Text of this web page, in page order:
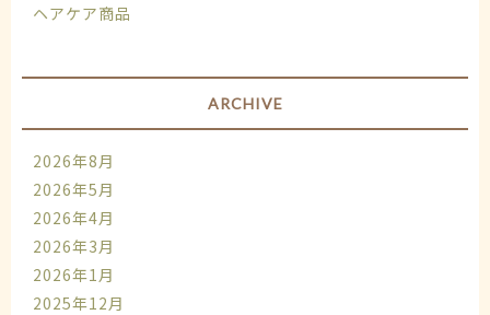
ヘアケア商品
ARCHIVE
2026年8月
2026年5月
2026年4月
2026年3月
2026年1月
2025年12月